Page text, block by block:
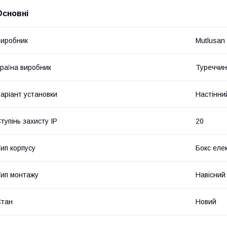
Mutlusan
виробник
установки
захисту IP 20
корпусу Бокс
монтажу Навісний
Новий